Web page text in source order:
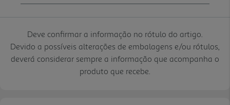
Deve confirmar a informação no rótulo do artigo.
Devido a possíveis alterações de embalagens e/ou rótulos,
deverá considerar sempre a informação que acompanha o
produto que recebe.